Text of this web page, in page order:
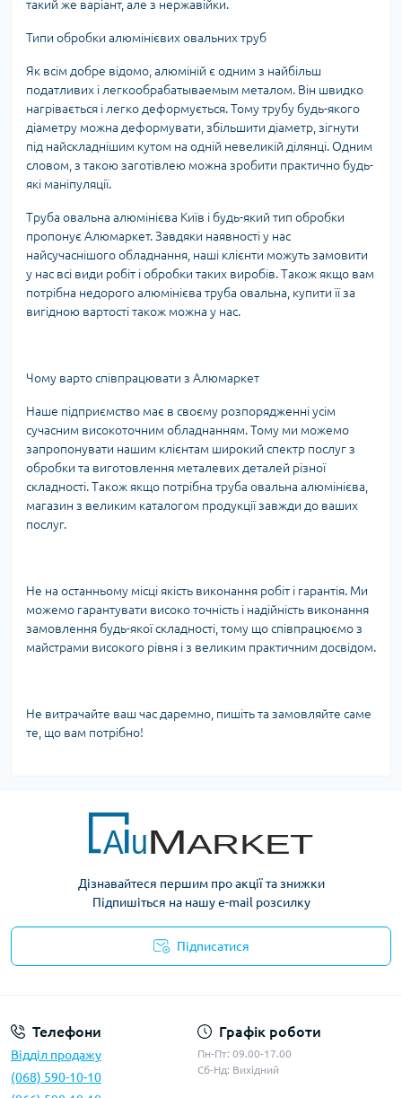
такий же варіант, але з нержавійки.
Типи обробки алюмінієвих овальних труб
Як всім добре відомо, алюміній є одним з найбільш
податливих і легкообрабатываемым металом. Він швидко
нагрівається і легко деформується. Тому трубу будь-якого
діаметру можна деформувати, збільшити діаметр, зігнути
під найскладнішим кутом на одній невеликій ділянці. Одним
словом, з такою заготівлею можна зробити практично будь-
які маніпуляції.
Труба овальна алюмінієва Київ і будь-який тип обробки
пропонує Алюмаркет. Завдяки наявності у нас
найсучаснішого обладнання, наші клієнти можуть замовити
у нас всі види робіт і обробки таких виробів. Також якщо вам
потрібна недорого алюмінієва труба овальна, купити її за
вигідною вартості також можна у нас.
Чому варто співпрацювати з Алюмаркет
Наше підприємство має в своєму розпорядженні усім
сучасним високоточним обладнанням. Тому ми можемо
запропонувати нашим клієнтам широкий спектр послуг з
обробки та виготовлення металевих деталей різної
складності. Також якщо потрібна труба овальна алюмінієва,
магазин з великим каталогом продукції завжди до ваших
послуг.
Не на останньому місці якість виконання робіт і гарантія. Ми
можемо гарантувати високо точність і надійність виконання
замовлення будь-якої складності, тому що співпрацюємо з
майстрами високого рівня і з великим практичним досвідом.
Не витрачайте ваш час даремно, пишіть та замовляйте саме
те, що вам потрібно!
Дізнавайтеся першим про акції та знижки
Підпишіться на нашу e-mail розсилку
Підписатися
Телефони
Відділ продажу
(068) 590-10-10
Графік роботи
Пн-Пт: 09.00-17.00
Сб-Нд: Вихідний